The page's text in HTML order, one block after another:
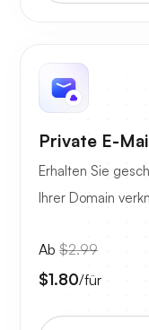
Private E-Mail
Erhalten Sie
Ihrer Domain
Ab $2.99
$1.80/für